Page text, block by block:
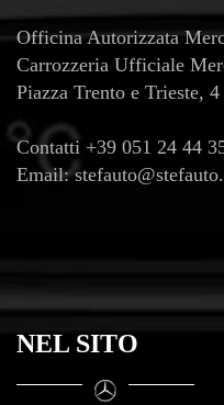
Officina Autorizzata
Carrozzeria Ufficiale
Piazza Trento e Trieste,
Contatti +39 051 24 44
Email:
NEL SITO